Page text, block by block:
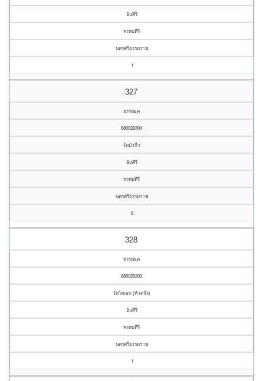
อินคีรี
พรหมคีรี
นครศรีธรรมราช
1
327
ธรรมยุต
680020304
วัดป่ากิ่ว
อินคีรี
พรหมคีรี
นครศรีธรรมราช
6
328
ธรรมยุต
680020303
วัดโทเอก (หัวตลิ่ง)
อินคีรี
พรหมคีรี
นครศรีธรรมราช
1